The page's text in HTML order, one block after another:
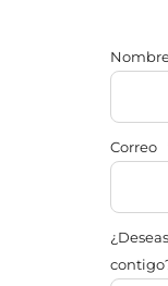
Correo